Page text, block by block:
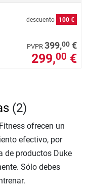
descuento 100 €
PVPR 399,00 €
299,00 €
(2)
ofrecen un
efectivo, por
de productos Duke
Sólo debes